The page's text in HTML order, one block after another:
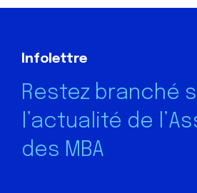
Infolettre
Restez branché
l’actualité de
des MBA